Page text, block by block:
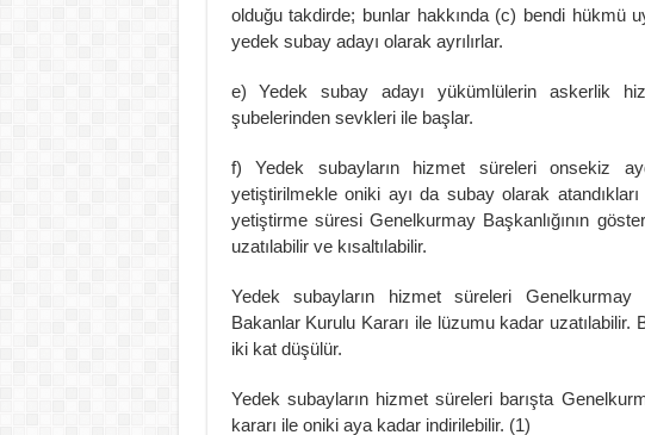
olduğu takdirde; bunlar hakkında (c) bendi hükmü
yedek subay adayı olarak ayrılırlar.
e) Yedek subay adayı yükümlülerin askerlik
şubelerinden sevkleri ile başlar.
f) Yedek subayların hizmet süreleri onsekiz
yetiştirilmekle oniki ayı da subay olarak
yetiştirme süresi Genelkurmay Başkanlığının
uzatılabilir ve kısaltılabilir.
Yedek subayların hizmet süreleri Genelkurmay
Bakanlar Kurulu Kararı ile lüzumu kadar
iki kat düşülür.
Yedek subayların hizmet süreleri barışta
kararı ile oniki aya kadar indirilebilir. (1)